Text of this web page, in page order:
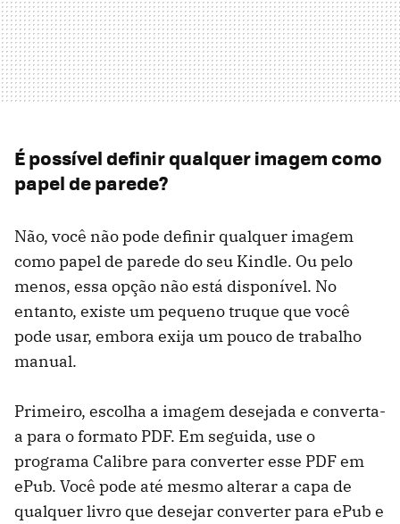
É possível definir qualquer imagem como
papel de parede?
Não, você não pode definir qualquer imagem
como papel de parede do seu Kindle. Ou pelo
menos, essa opção não está disponível. No
entanto, existe um pequeno truque que você
pode usar, embora exija um pouco de trabalho
manual.
Primeiro, escolha a imagem desejada e converta-
a para o formato PDF. Em seguida, use o
programa Calibre para converter esse PDF em
ePub. Você pode até mesmo alterar a capa de
qualquer livro que desejar converter para ePub e